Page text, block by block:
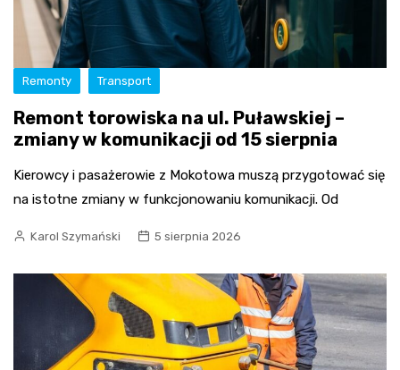
Remonty Transport
Remont torowiska na ul. Puławskiej –
zmiany w komunikacji od 15 sierpnia
Kierowcy i pasażerowie z Mokotowa muszą przygotować się
na istotne zmiany w funkcjonowaniu komunikacji. Od
Karol Szymański 5 sierpnia 2026